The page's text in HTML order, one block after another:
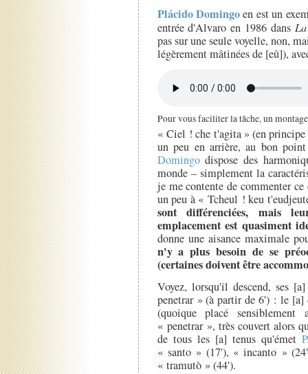
Plácido Domingoen est un
entrée d'Alvaro en 1986 dans
pas sur une seule voyelle, non,
légèrement mâtinées de [eû]),
Pour vous faciliter la tâche, un
« Ciel ! che t'agita » (en
un peu en arrière, au bon
Domingodispose des
monde – simplement la
je me contente de commenter
un peu à « Tcheul ! keu
sont différenciées, mais
emplacement est quasiment
donne une aisance maximale
n'y a plus besoin de se
(certaines doivent être
Voyez, lorsqu'il descend, ses
penetrar » (à partir de 6') : le
(quoique placé
« penetrar », très couvert alors
de tous les [a] tenus qu'émet
« santo » (17'), « incanto »
« tramutò » (44').